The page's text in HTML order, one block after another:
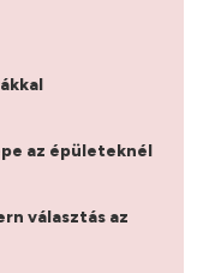
az épületeknél
választás az